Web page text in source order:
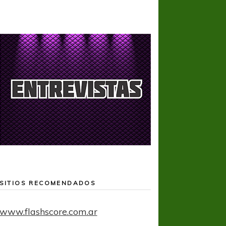
SITIOS RECOMENDADOS
www.flashscore.com.ar